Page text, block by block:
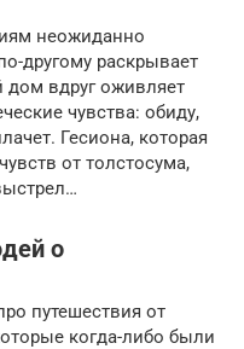
неожиданно
другому раскрывает
дом вдруг оживляет
чувства: обиду,
Гесиона, которая
от толстосума,
о
путешествия от
когда-либо были